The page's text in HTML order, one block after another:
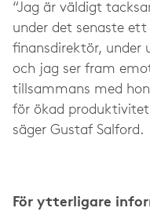
“Jag är väldigt
under det senaste
finansdirektör, under
och jag ser fram
tillsammans med
för ökad
säger Gustaf Salford.
För ytterligare